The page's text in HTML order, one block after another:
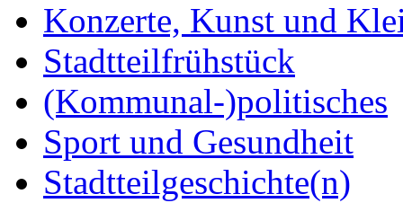
Konzerte, Kunst und
Stadtteilfrühstück
(Kommunal-)politisches
Sport und Gesundheit
Stadtteilgeschichte(n)